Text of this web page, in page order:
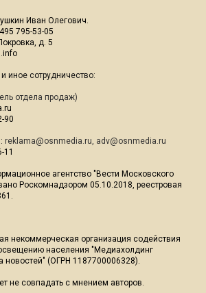
Иван Олегович.
795-53-05
д. 5
иное сотрудничество:
отдела продаж)
90
reklama@osnmedia.ru, adv@osnmedia.ru
11
агентство "Вести Московского
Роскомнадзором 05.10.2018, реестровая
некоммерческая организация содействия
населения "Медиахолдинг
(ОГРН 1187700006328).
не совпадать с мнением авторов.